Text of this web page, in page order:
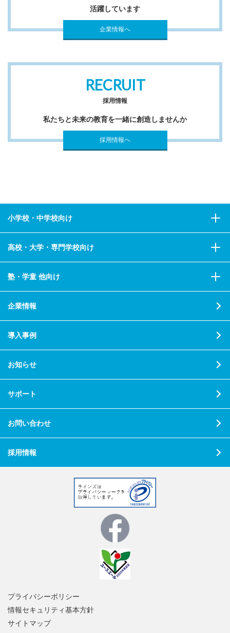
活躍しています
企業情報へ
RECRUIT
採用情報
私たちと未来の教育を一緒に創造しませんか
採用情報へ
小学校・中学校向け
高校・大学・専門学校向け
塾・学童 他向け
企業情報
導入事例
お知らせ
サポート
お問い合わせ
採用情報
プライバシーポリシー
情報セキュリティ基本方針
サイトマップ